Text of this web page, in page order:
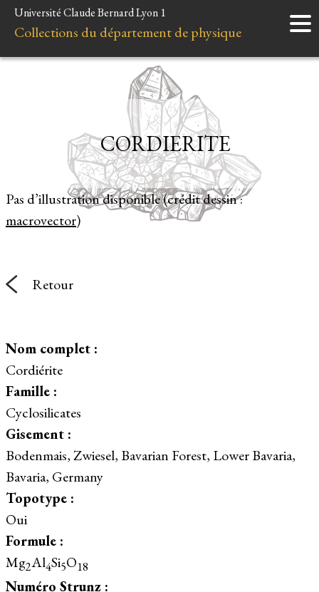
Accueil
Instruments
Liens et ressources
Université Claude Bernard Lyon 1
Collections du département de physique
Pas d’illustration disponible (crédit dessin :
macrovector)
CORDIERITE
Retour
Nom complet :
Cordiérite
Famille :
Cyclosilicates
Gisement :
Bodenmais, Zwiesel, Bavarian Forest, Lower Bavaria,
Bavaria, Germany
Topotype :
Oui
Formule :
Mg2Al4Si5O18
Numéro Strunz :